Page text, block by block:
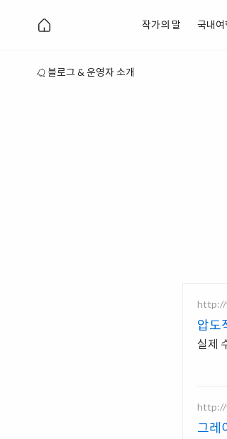
작가의 말 국내여
블로그 & 운영자 소개
http://
압도
실제
http://
그레